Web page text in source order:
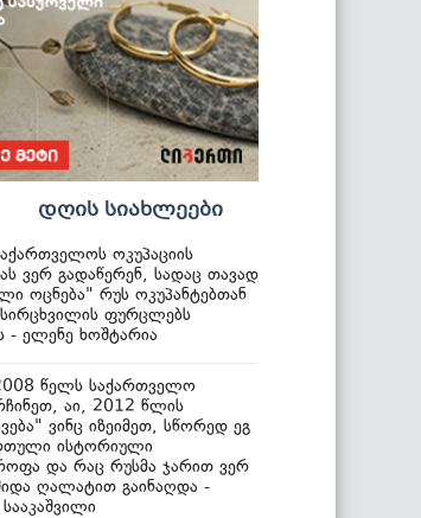
დღის სიახლეები
ოკუპაციის
ვერ გადაწერენ, სადაც თავად
ოცნება" რუს ოკუპანტებთან
ფურცლებს
- ელენე ხოშტარია
წელს საქართველო
აი, 2012 წლის
ვინც იზეიმეთ, სწორედ ეგ
ისტორიული
და რაც რუსმა ჯარით ვერ
ღალატით გაინაღდა -